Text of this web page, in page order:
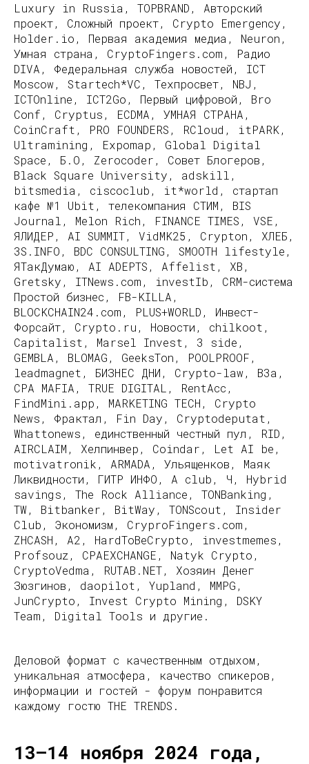
Luxury in Russia, TOPBRAND, Авторский
проект, Сложный проект, Crypto Emergency,
Holder.io, Первая академия медиа, Neuron,
Умная страна, CryptoFingers.com, Радио
DIVA, Федеральная служба новостей, ICT
Moscow, Startech*VC, Техпросвет, NBJ,
ICTOnline, ICT2Go, Первый цифровой, Bro
Conf, Cryptus, ECDMA, УМНАЯ СТРАНА,
CoinCraft, PRO FOUNDERS, RCloud, itPARK,
Ultramining, Expomap, Global Digital
Space, Б.О, Zerocoder, Совет Блогеров,
Black Square University, adskill,
bitsmedia, ciscoclub, it*world, стартап
кафе №1 Ubit, телекомпания СТИМ, BIS
Journal, Melon Rich, FINANCE TIMES, VSE,
ЯЛИДЕР, AI SUMMIT, VidMK25, Crypton, ХЛЕБ,
3S.INFO, BDC CONSULTING, SMOOTH lifestyle,
ЯТакДумаю, AI ADEPTS, Affelist, XB,
Gretsky, ITNews.com, investIb, CRM-система
Простой бизнес, FB-KILLA,
BLOCKCHAIN24.com, PLUS+WORLD, Инвест-
Форсайт, Crypto.ru, Новости, chilkoot,
Capitalist, Marsel Invest, 3 side,
GEMBLA, BLOMAG, GeeksTon, POOLPROOF,
leadmagnet, БИЗНЕС ДНИ, Crypto-law, B3a,
CPA MAFIA, TRUE DIGITAL, RentAcc,
FindMini.app, MARKETING TECH, Crypto
News, Фрактал, Fin Day, Cryptodeputat,
Whattonews, единственный честный пул, RID,
AIRCLAIM, Хелпинвер, Coindar, Let AI be,
motivatronik, ARMADA, Ульященков, Маяк
Ликвидности, ГИТР ИНФО, A club, Ч, Hybrid
savings, The Rock Alliance, TONBanking,
TW, Bitbanker, BitWay, TONScout, Insider
Club, Экономизм, CryproFingers.com,
ZHCASH, A2, HardToBeCrypto, investmemes,
Profsouz, CPAEXCHANGE, Natyk Crypto,
CryptoVedma, RUTAB.NET, Хозяин Денег
Зюзгинов, daopilot, Yupland, MMPG,
JunCrypto, Invest Crypto Mining, DSKY
Team, Digital Tools и другие.
Деловой формат с качественным отдыхом,
уникальная атмосфера, качество спикеров,
информации и гостей - форум понравится
каждому гостю THE TRENDS.
13–14 ноября 2024 года,